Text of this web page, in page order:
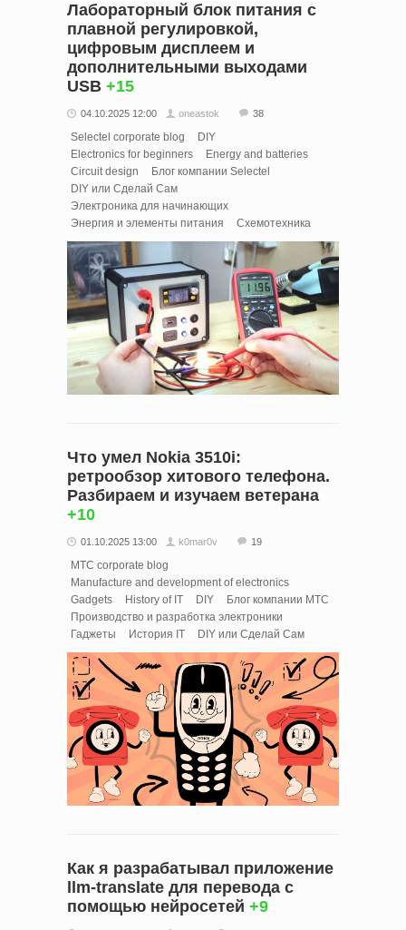
Лабораторный блок питания с
плавной регулировкой,
цифровым дисплеем и
дополнительными выходами
USB +15
04.10.2025 12:00 oneastok 38
Selectel corporate blog
DIY
Electronics for beginners
Energy and batteries
Circuit design
Блог компании Selectel
DIY или Сделай Сам
Электроника для начинающих
Энергия и элементы питания
Схемотехника
Что умел Nokia 3510i:
ретрообзор хитового телефона.
Разбираем и изучаем ветерана
+10
01.10.2025 13:00 k0mar0v 19
МТС corporate blog
Manufacture and development of electronics
Gadgets
History of IT DIY
Блог компании МТС
Производство и разработка электроники
Гаджеты
История IT DIY или Сделай Сам
Как я разрабатывал приложение
llm-translate для перевода с
помощью нейросетей +9